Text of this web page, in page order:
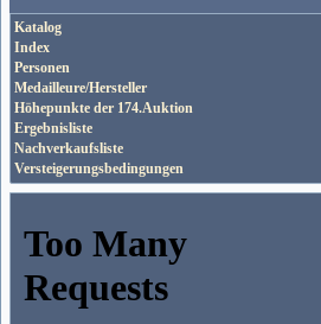
Katalog
Index
Personen
Medailleure/Hersteller
Höhepunkte der 174.Auktion
Ergebnisliste
Nachverkaufsliste
Versteigerungsbedingungen